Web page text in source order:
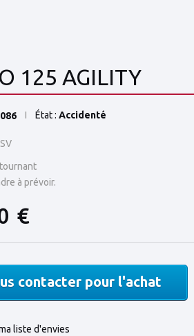
125 AGILITY
État : Accidenté
à prévoir.
€
contacter pour l'achat
liste d'envies